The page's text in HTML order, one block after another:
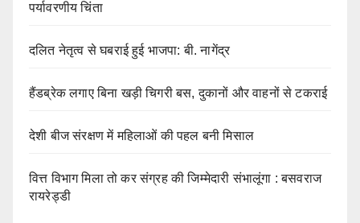
पर्यावरणीय चिंता
दलित नेतृत्व से घबराई हुई भाजपा: बी. नागेंद्र
हैंडब्रेक लगाए बिना खड़ी चिगरी बस, दुकानों और वाहनों से टकराई
देशी बीज संरक्षण में महिलाओं की पहल बनी मिसाल
वित्त विभाग मिला तो कर संग्रह की जिम्मेदारी संभालूंगा : बसवराज
रायरेड्डी